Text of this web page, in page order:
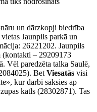
un dārzkopji biedrība
Jaunpils parkā un
26221202. Jaunpils
(kontakti – 29209173
Vēl paredzēta talka Saulē,
Bet Viesatās visi
kur darbi sāksies ap
katls (28302871). Tas